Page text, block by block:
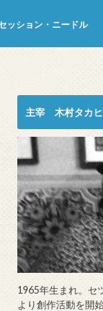
ッション・ニードル
主宰 木村タカヒ
1965年生まれ。セ
より創作活動を開